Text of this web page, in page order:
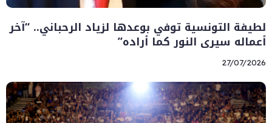
لطيفة التونسية توفي بوعدها لزياد الرحباني.. “آخر
أعماله سيرى النور كما أراده”
27/07/2026